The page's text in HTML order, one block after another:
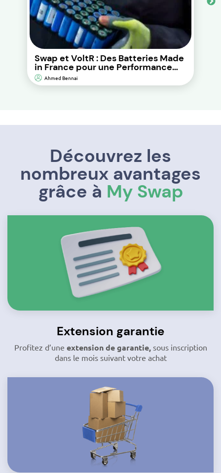
Swap et VoltR : Des Batteries Made
in France pour une Performance
Durable et d’Impact
Environnemental Réduit.
Ahmed Bennai
Découvrez les
nombreux avantages
grâce à My Swap
Extension garantie
Profitez d’une extension de garantie, sous inscription
dans le mois suivant votre achat